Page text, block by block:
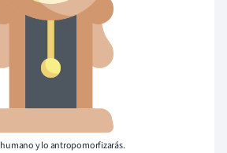
humano y lo antropomorfizarás.